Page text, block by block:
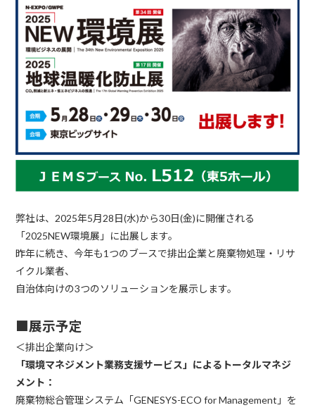
弊社は、2025年5月28日(水)から30日(金)に開催される
「2025NEW環境展」に出展します。
昨年に続き、今年も1つのブースで排出企業と廃棄物処理・リサ
イクル業者、
自治体向けの3つのソリューションを展示します。
■展示予定
＜排出企業向け＞
「環境マネジメント業務支援サービス」によるトータルマネジ
メント：
廃棄物総合管理システム「GENESYS-ECO for Management」を